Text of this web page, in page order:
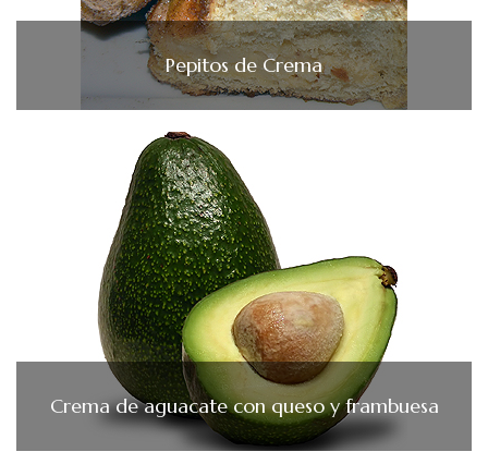
Pepitos de Crema
Crema de aguacate con queso y frambuesa